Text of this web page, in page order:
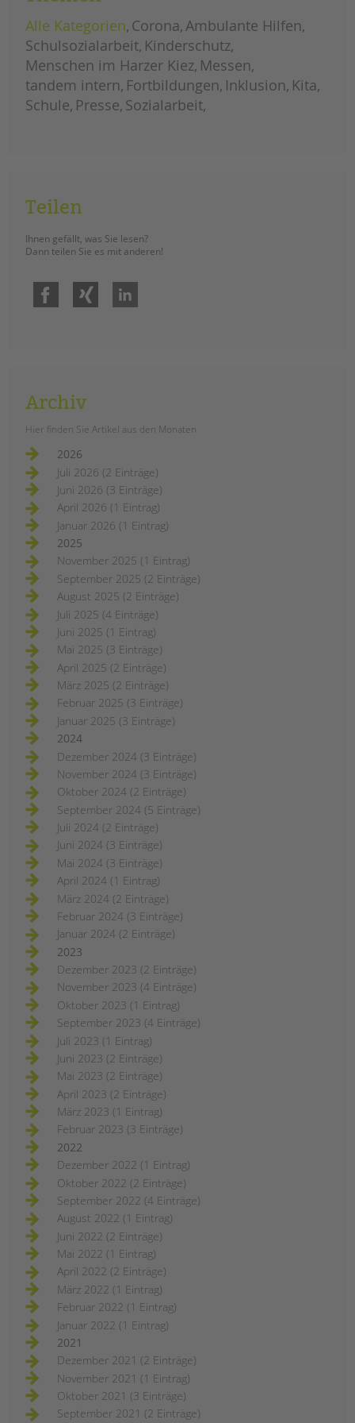
mit
dem
fachprofil
sprache
Alle Kategorien Corona Ambulante Hilfen
Schulsozialarbeit Kinderschutz
Menschen im Harzer Kiez Messen
tandem intern Fortbildungen Inklusion Kita
Schule Presse Sozialarbeit
Teilen
Ihnen gefällt, was Sie lesen?
Dann teilen Sie es mit anderen!
Facebook
Archiv
Hier finden Sie Artikel aus den Monaten
2026
Juli 2026 (2 Einträge)
Juni 2026 (3 Einträge)
April 2026 (1 Eintrag)
Januar 2026 (1 Eintrag)
2025
November 2025 (1 Eintrag)
September 2025 (2 Einträge)
August 2025 (2 Einträge)
Juli 2025 (4 Einträge)
Juni 2025 (1 Eintrag)
Mai 2025 (3 Einträge)
April 2025 (2 Einträge)
März 2025 (2 Einträge)
Februar 2025 (3 Einträge)
Januar 2025 (3 Einträge)
2024
Dezember 2024 (3 Einträge)
November 2024 (3 Einträge)
Oktober 2024 (2 Einträge)
September 2024 (5 Einträge)
Juli 2024 (2 Einträge)
Juni 2024 (3 Einträge)
Mai 2024 (3 Einträge)
April 2024 (1 Eintrag)
März 2024 (2 Einträge)
Februar 2024 (3 Einträge)
Januar 2024 (2 Einträge)
2023
Dezember 2023 (2 Einträge)
November 2023 (4 Einträge)
Oktober 2023 (1 Eintrag)
September 2023 (4 Einträge)
Juli 2023 (1 Eintrag)
Juni 2023 (2 Einträge)
Mai 2023 (2 Einträge)
April 2023 (2 Einträge)
März 2023 (1 Eintrag)
Februar 2023 (3 Einträge)
2022
Dezember 2022 (1 Eintrag)
Oktober 2022 (2 Einträge)
September 2022 (4 Einträge)
August 2022 (1 Eintrag)
Juni 2022 (2 Einträge)
Mai 2022 (1 Eintrag)
April 2022 (2 Einträge)
März 2022 (1 Eintrag)
Februar 2022 (1 Eintrag)
Januar 2022 (1 Eintrag)
2021
Dezember 2021 (2 Einträge)
November 2021 (1 Eintrag)
Oktober 2021 (3 Einträge)
September 2021 (2 Einträge)